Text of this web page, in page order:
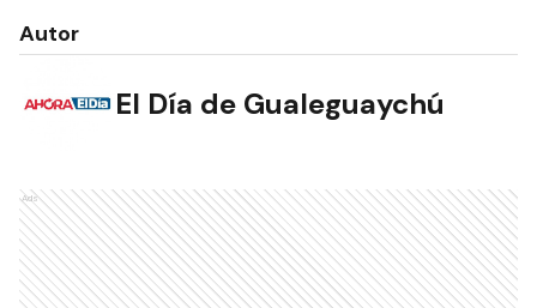
Autor
El Día de Gualeguaychú
Ads